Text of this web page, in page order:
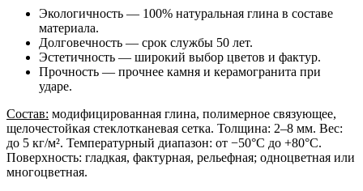
Экологичность — 100% натуральная глина в составе
материала.
Долговечность — срок службы 50 лет.
Эстетичность — широкий выбор цветов и фактур.
Прочность — прочнее камня и керамогранита при
ударе.
Состав: модифицированная глина, полимерное связующее,
щелочестойкая стеклотканевая сетка. Толщина: 2–8 мм. Вес:
до 5 кг/м². Температурный диапазон: от −50°С до +80°С.
Поверхность: гладкая, фактурная, рельефная; одноцветная или
многоцветная.